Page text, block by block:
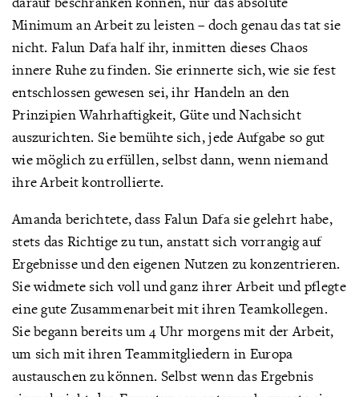
Minimum an Arbeit zu leisten – doch genau das tat sie
nicht. Falun Dafa half ihr, inmitten dieses Chaos
innere Ruhe zu finden. Sie erinnerte sich, wie sie fest
entschlossen gewesen sei, ihr Handeln an den
Prinzipien Wahrhaftigkeit, Güte und Nachsicht
auszurichten. Sie bemühte sich, jede Aufgabe so gut
wie möglich zu erfüllen, selbst dann, wenn niemand
ihre Arbeit kontrollierte.
Amanda berichtete, dass Falun Dafa sie gelehrt habe,
stets das Richtige zu tun, anstatt sich vorrangig auf
Ergebnisse und den eigenen Nutzen zu konzentrieren.
Sie widmete sich voll und ganz ihrer Arbeit und pflegte
eine gute Zusammenarbeit mit ihren Teamkollegen.
Sie begann bereits um 4 Uhr morgens mit der Arbeit,
um sich mit ihren Teammitgliedern in Europa
austauschen zu können. Selbst wenn das Ergebnis